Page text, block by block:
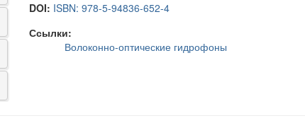
DOI: ISBN: 978-5-94836-652-4
Ссылки:
Волоконно-оптические гидрофоны